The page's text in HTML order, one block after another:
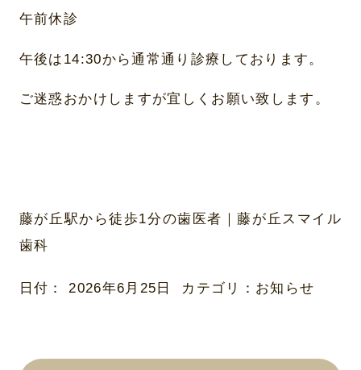
午前休診
午後は14:30から通常通り診療しております。
ご迷惑おかけしますが宜しくお願い致します。
藤が丘駅から徒歩1分の歯医者｜藤が丘スマイル
歯科
日付：2026年6月25日 カテゴリ： お知らせ